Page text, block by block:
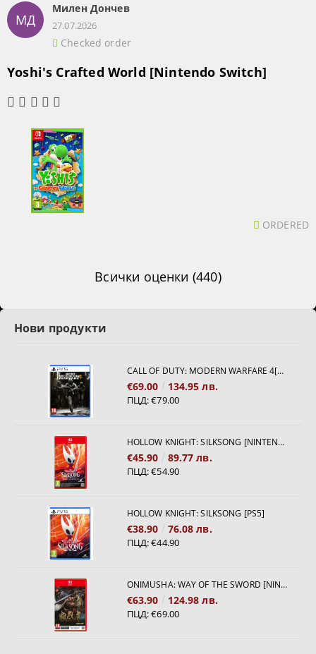
МД
Милен Дончев
27.07.2026
Checked order
Yoshi's Crafted World [Nintendo Switch]
ORDERED
Всички оценки (440)
Нови продукти
CALL OF DUTY: MODERN WARFARE 4[PS5]
€69.00 134.95 лв.
ПЦД:€79.00
HOLLOW KNIGHT: SILKSONG [NINTENDO SWITCH 2]
€45.90 89.77 лв.
ПЦД:€54.90
HOLLOW KNIGHT: SILKSONG [PS5]
€38.90 76.08 лв.
ПЦД:€44.90
ONIMUSHA: WAY OF THE SWORD [NINTENDO SWITCH 2]
€63.90 124.98 лв.
ПЦД:€69.00